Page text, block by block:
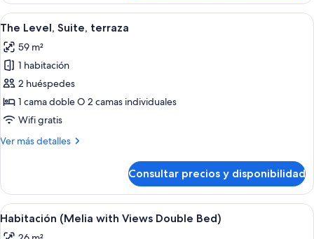
The
Level
Whirlpool
Abrir
todas
las
fotos
de
The
Level,
terraza
Habitación de hotel moderna con
12
The Level, Suite, terraza
59 m²
1 habitación
2 huéspedes
1 cama doble O 2 camas individuales
Wifi gratis
Ver más detalles
Más
Level,
Suite,
terraza
Consultar precios y disponibilidad
Abrir
todas
Un baño moderno con ducha
3
Habitación (Melia with Views Double Bed)